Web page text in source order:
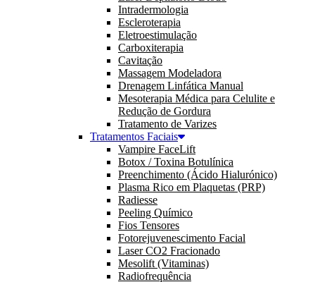
Intradermologia
Escleroterapia
Eletroestimulação
Carboxiterapia
Cavitação
Massagem Modeladora
Drenagem Linfática Manual
Mesoterapia Médica para Celulite e
Redução de Gordura
Tratamento de Varizes
Tratamentos Faciais
Vampire FaceLift
Botox / Toxina Botulínica
Preenchimento (Ácido Hialurónico)
Plasma Rico em Plaquetas (PRP)
Radiesse
Peeling Químico
Fios Tensores
Fotorejuvenescimento Facial
Laser CO2 Fracionado
Mesolift (Vitaminas)
Radiofrequência